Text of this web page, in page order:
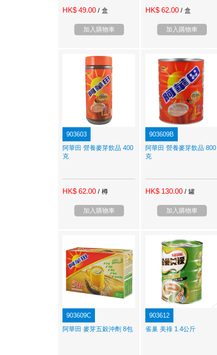
HK$ 49.00 / 盒
加入購物車
HK$ 62.00 / 盒
加入購物車
903603
阿華田 營養麥芽飲品 400
克
HK$ 62.00 / 樽
加入購物車
903609B
阿華田 營養麥芽飲品 800
克
HK$ 130.00 / 罐
加入購物車
903609C
阿華田 麥芽五穀沖劑 8包
903612
雀巢 美祿 1.4公斤